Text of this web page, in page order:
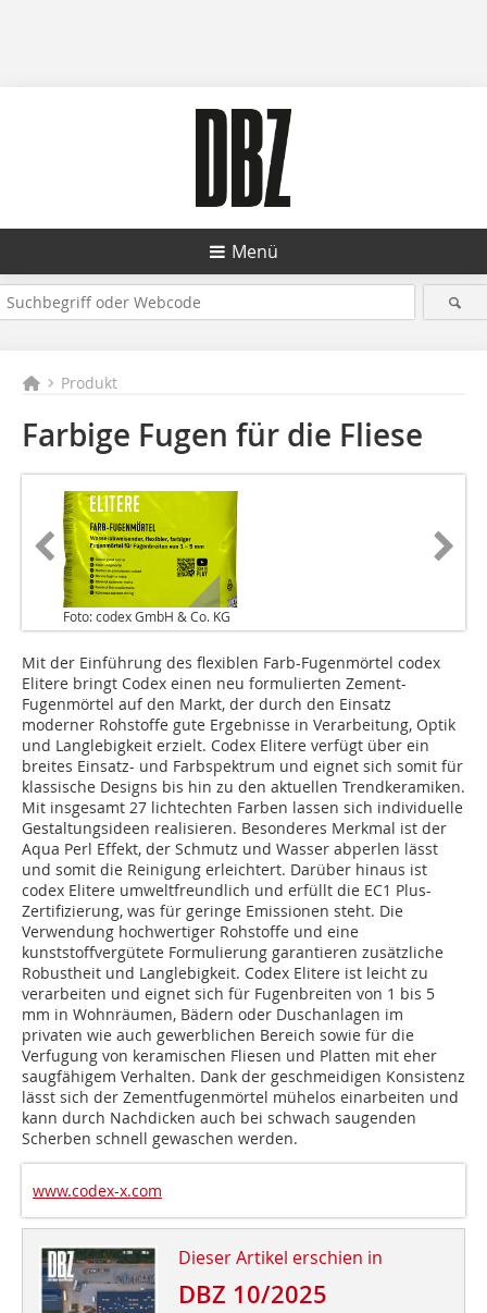
Menü
Produkt
Farbige Fugen für die Fliese
Foto: codex GmbH & Co. KG
Mit der Einführung des flexiblen Farb-Fugenmörtel codex
Elitere bringt Codex einen neu formulierten Zement-
Fugenmörtel auf den Markt, der durch den Einsatz
moderner Rohstoffe gute Ergebnisse in Verarbeitung, Optik
und Langlebigkeit erzielt. Codex Elitere verfügt über ein
breites Einsatz- und Farbspektrum und eignet sich somit für
klassische Designs bis hin zu den aktuellen Trendkeramiken.
Mit insgesamt 27 lichtechten Farben lassen sich individuelle
Gestaltungsideen realisieren. Besonderes Merkmal ist der
Aqua Perl ­Effekt, der Schmutz und Wasser abperlen lässt
und somit die Reinigung erleichtert. Darüber ­hinaus ist
codex Elitere umweltfreundlich und erfüllt die EC1 Plus-
Zertifizierung, was für geringe Emissionen steht. Die
Verwendung hochwertiger Rohstoffe und eine
kunststoffvergütete Formulierung garantieren zusätzliche
Robustheit und Langlebigkeit. Codex Elitere ist leicht zu
verar­beiten und eignet sich für Fugenbreiten von 1 ­bis 5
mm in Wohnräumen, Bädern oder Duschanlagen im
privaten wie auch gewerblichen Bereich sowie für die
Verfugung von keramischen Fliesen und Platten mit eher
saugfähigem Verhalten. Dank der geschmeidigen Konsistenz
lässt sich der Zementfugenmörtel mühelos einarbeiten und
kann durch Nachdicken auch bei schwach saugenden
Scherben schnell gewaschen werden.
www.codex-x.com
Dieser Artikel erschien in
DBZ 10/2025